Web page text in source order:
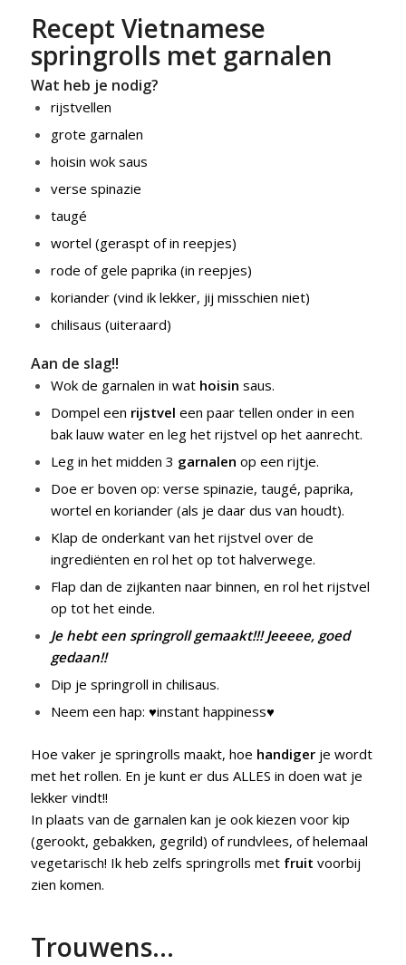
Recept Vietnamese
springrolls met garnalen
Wat heb je nodig?
rijstvellen
grote garnalen
hoisin wok saus
verse spinazie
taugé
wortel (geraspt of in reepjes)
rode of gele paprika (in reepjes)
koriander (vind ik lekker, jij misschien niet)
chilisaus (uiteraard)
Aan de slag!!
Wok de garnalen in wat hoisin saus.
Dompel een rijstvel een paar tellen onder in een
bak lauw water en leg het rijstvel op het aanrecht.
Leg in het midden 3 garnalen op een rijtje.
Doe er boven op: verse spinazie, taugé, paprika,
wortel en koriander (als je daar dus van houdt).
Klap de onderkant van het rijstvel over de
ingrediënten en rol het op tot halverwege.
Flap dan de zijkanten naar binnen, en rol het rijstvel
op tot het einde.
Je hebt een springroll gemaakt!!! Jeeeee, goed
gedaan!!
Dip je springroll in chilisaus.
Neem een hap: ♥instant happiness♥
Hoe vaker je springrolls maakt, hoe handigerje wordt
met het rollen. En je kunt er dus ALLES in doen wat je
lekker vindt!!
In plaats van de garnalen kan je ook kiezen voor kip
(gerookt, gebakken, gegrild) of rundvlees, of helemaal
vegetarisch! Ik heb zelfs springrolls met fruit voorbij
zien komen.
Trouwens…